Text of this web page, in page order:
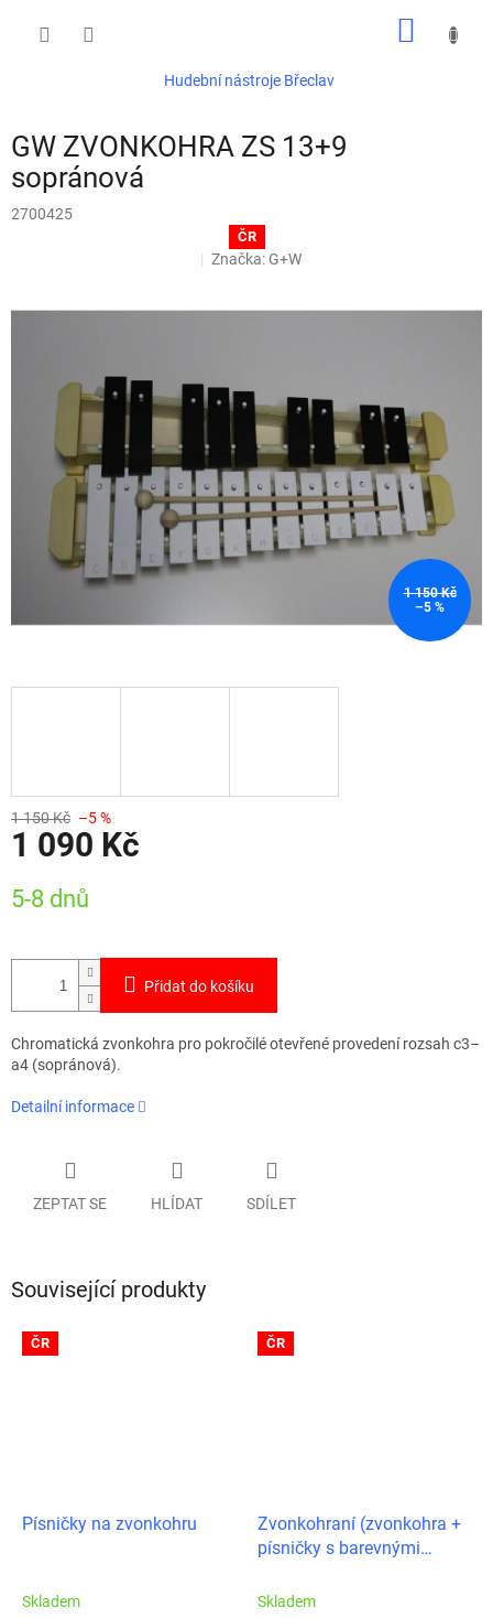
Hudební nástroje Břeclav
GW ZVONKOHRA ZS 13+9
sopránová
2700425
ČR
Značka: G+W
1 150 Kč
–5 %
1 150 Kč –5 %
1 090 Kč
cena:
5-8 dnů
Přidat do košíku
Chromatická zvonkohra pro pokročilé otevřené provedení rozsah c3–
a4 (sopránová).
Detailní informace
ZEPTAT SE HLÍDAT SDÍLET
Související produkty
ČR
Písničky na zvonkohru
Skladem
ČR
Zvonkohraní (zvonkohra +
písničky s barevnými
Skladem